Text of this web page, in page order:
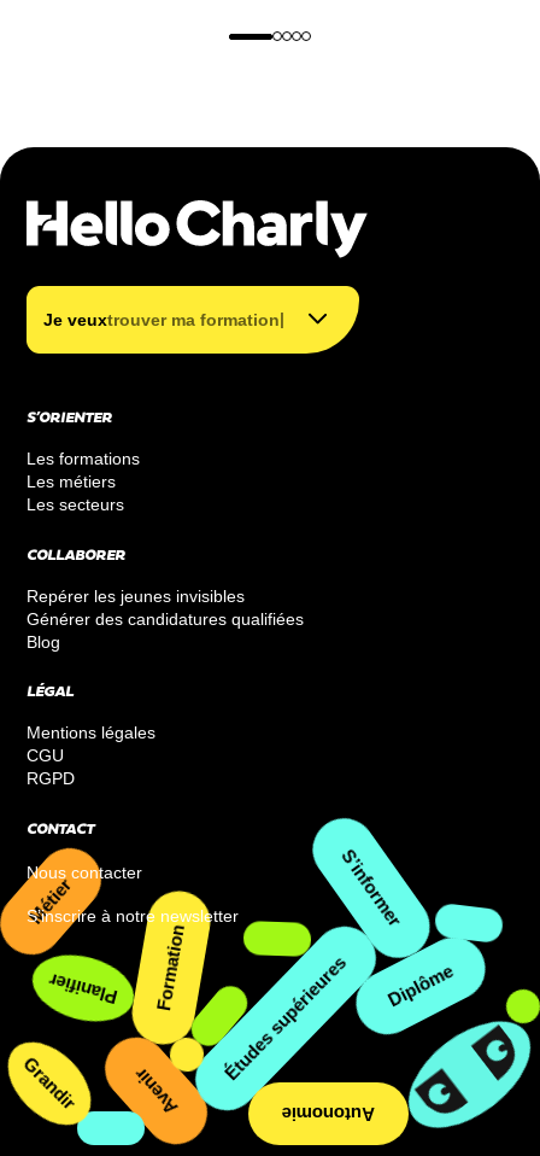
Je veuxtrouver ma formation|
trouver mon métier
financer ma formation
S’ORIENTER
Les formations
Les métiers
Les secteurs
COLLABORER
Repérer les jeunes invisibles
Générer des candidatures qualifiées
Blog
LÉGAL
Mentions légales
CGU
RGPD
CONTACT
Nous contacter
S’inscrire à notre newsletter
Formation
Planifier Diplôme
Avenir Études supérieures
Métier
Grandir
S’informer
Autonomie